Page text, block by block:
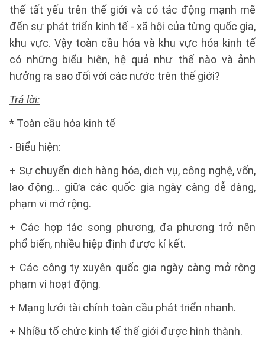
thế tất yếu trên thế giới và có tác động mạnh mẽ
đến sự phát triển kinh tế - xã hội của từng quốc gia,
khu vực. Vậy toàn cầu hóa và khu vực hóa kinh tế
có những biểu hiện, hệ quả như thế nào và ảnh
hưởng ra sao đối với các nước trên thế giới?
Trả lời:
* Toàn cầu hóa kinh tế
- Biểu hiện:
+ Sự chuyển dịch hàng hóa, dịch vụ, công nghệ, vốn,
lao động… giữa các quốc gia ngày càng dễ dàng,
phạm vi mở rộng.
+ Các hợp tác song phương, đa phương trở nên
phổ biến, nhiều hiệp định được kí kết.
+ Các công ty xuyên quốc gia ngày càng mở rộng
phạm vi hoạt động.
+ Mạng lưới tài chính toàn cầu phát triển nhanh.
+ Nhiều tổ chức kinh tế thế giới được hình thành.